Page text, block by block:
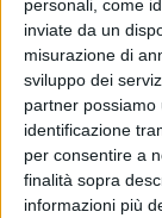
personali, come
inviate da un
misurazione di
sviluppo dei
partner possiamo
identificazione
per consentire a
finalità sopra
informazioni più
verità.
di un
figlia